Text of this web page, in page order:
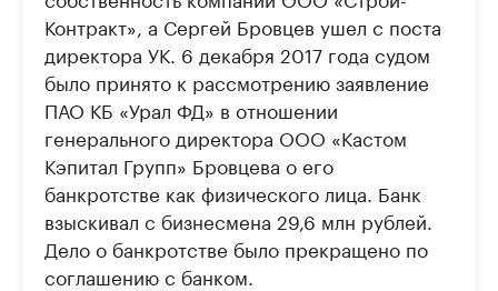
Контракт», а Сергей Бровцев ушел с поста
директора УК. 6 декабря 2017 года судом
было принято к рассмотрению заявление
ПАО КБ «Урал ФД» в отношении
генерального директора ООО «Кастом
Кэпитал Групп» Бровцева о его
банкротстве как физического лица. Банк
взыскивал с бизнесмена 29,6 млн рублей.
Дело о банкротстве было прекращено по
соглашению с банком.